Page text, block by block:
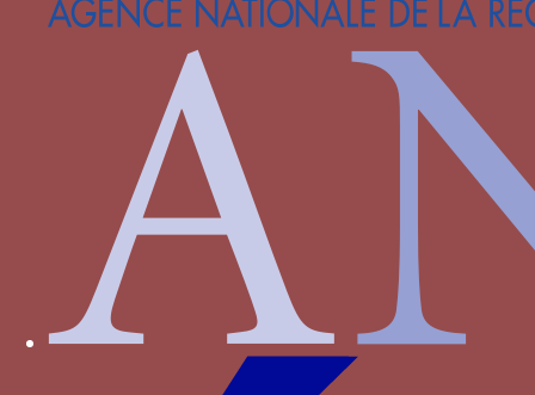
associé à la lettre M et aux couleurs gris et violet
Paru dans : Familles > Luxembourg-Saint-Pol >
Jean de Luxembourg
Escargot ou limaçon - un escargot
Paru dans : Familles > Bourgogne > Philippe de
Bourgogne
F Y - Les lettres F (Ferdinand) et Y (Isabelle)
Paru dans : Familles > Aragon > Ferdinand le
Catholique